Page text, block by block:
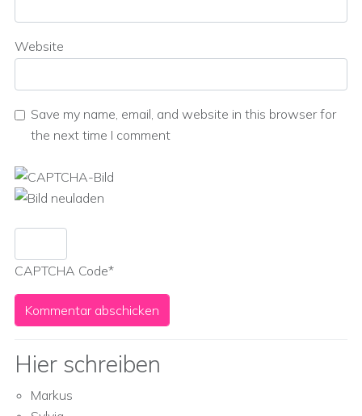
Website
Save my name, email, and website in this browser for
the next time I comment
CAPTCHA Code*
Hier schreiben
Markus